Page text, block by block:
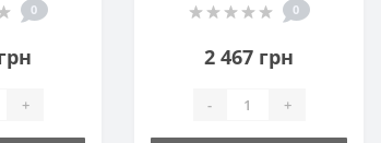
0
+
0
2 467 грн
- +